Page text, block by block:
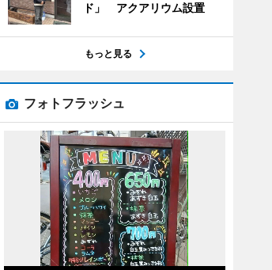
ド」 アクアリウム設置
もっと見る
フォトフラッシュ